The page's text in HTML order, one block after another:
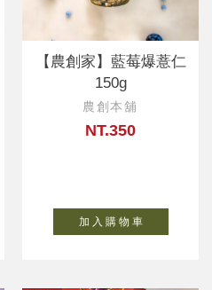
【農創家】藍莓爆薏仁
150g
農創本舖
NT.350
加 入 購 物 車